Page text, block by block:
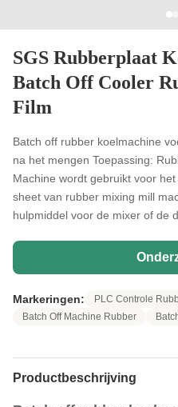
SGS Rubberplaat
Batch Off Cooler
Film
Batch off rubber koelmachine
na het mengen Toepassing:
Machine wordt gebruikt voor
sheet van rubber mixing mill
hulpmiddel voor de mixer of de
Markeringen:
PLC Controle
Batch Off Machine Rubber
Productbeschrijving